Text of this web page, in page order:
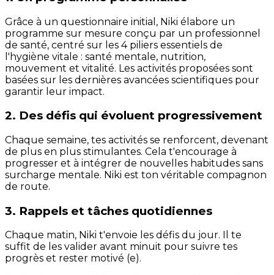
Grâce à un questionnaire initial, Niki élabore un
programme sur mesure conçu par un professionnel
de santé, centré sur les 4 piliers essentiels de
l'hygiène vitale : santé mentale, nutrition,
mouvement et vitalité. Les activités proposées sont
basées sur les dernières avancées scientifiques pour
garantir leur impact.
2. Des défis qui évoluent progressivement
Chaque semaine, tes activités se renforcent, devenant
de plus en plus stimulantes. Cela t'encourage à
progresser et à intégrer de nouvelles habitudes sans
surcharge mentale. Niki est ton véritable compagnon
de route.
3. Rappels et tâches quotidiennes
Chaque matin, Niki t'envoie les défis du jour. Il te
suffit de les valider avant minuit pour suivre tes
progrès et rester motivé (e).